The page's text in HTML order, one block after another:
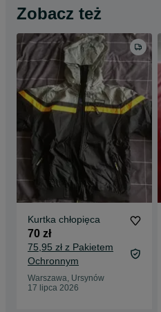
Zobacz też
Kurtka chłopięca
70 zł
75,95 zł z Pakietem
Ochronnym
Warszawa, Ursynów
17 lipca 2026